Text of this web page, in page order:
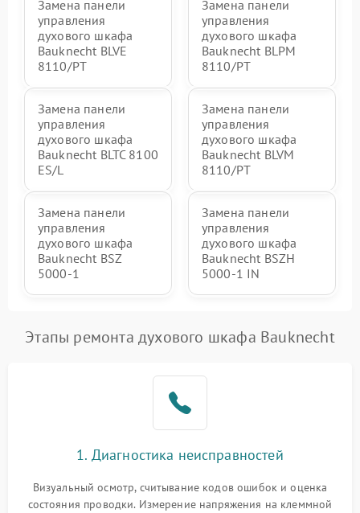
Замена панели
управления
духового шкафа
Bauknecht BLVE
8110/PT
Замена панели
управления
духового шкафа
Bauknecht BLPM
8110/PT
Замена панели
управления
духового шкафа
Bauknecht BLTC 8100
ES/L
Замена панели
управления
духового шкафа
Bauknecht BLVM
8110/PT
Замена панели
управления
духового шкафа
Bauknecht BSZ
5000-1
Замена панели
управления
духового шкафа
Bauknecht BSZH
5000-1 IN
Этапы ремонта духового шкафа Bauknecht
1. Диагностика неисправностей
Визуальный осмотр, считывание кодов ошибок и оценка
состояния проводки. Измерение напряжения на клеммной